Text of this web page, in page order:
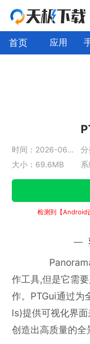
首页 应用
时间：2026-06-09
大小：69.6MB
检测到【Android
Panorama
作工具,但是它需
作。PTGui通过为
ls)提供可视化界
创造出高质量的全